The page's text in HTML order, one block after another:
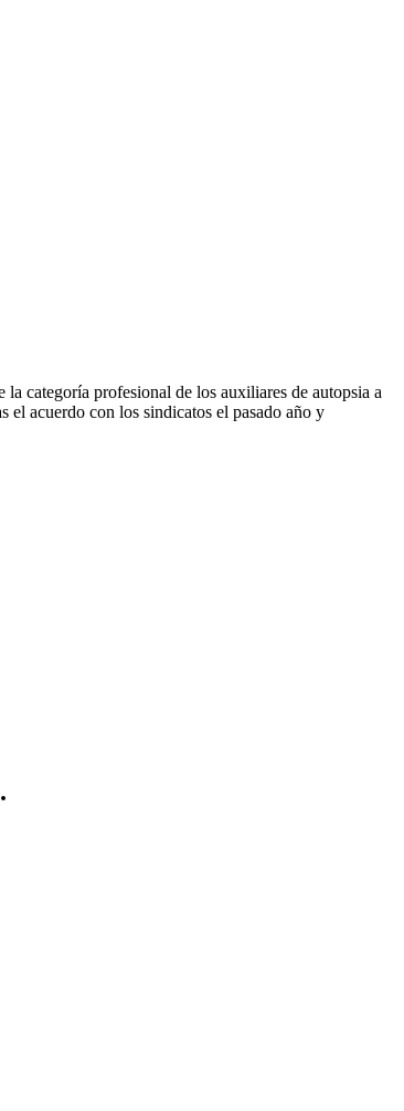
categoría profesional de los auxiliares de autopsia a
acuerdo con los sindicatos el pasado año y